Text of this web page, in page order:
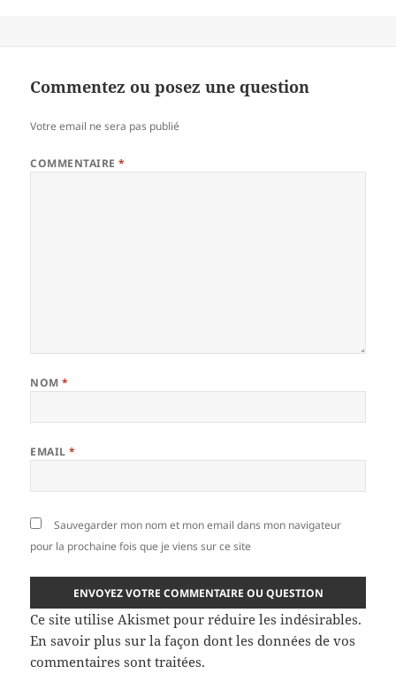
Commentez ou posez une question
Votre email ne sera pas publié
COMMENTAIRE*
NOM*
EMAIL*
Sauvegarder mon nom et mon email dans mon navigateur
pour la prochaine fois que je viens sur ce site
Ce site utilise Akismet pour réduire les indésirables.
En savoir plus sur la façon dont les données de vos
commentaires sont traitées.